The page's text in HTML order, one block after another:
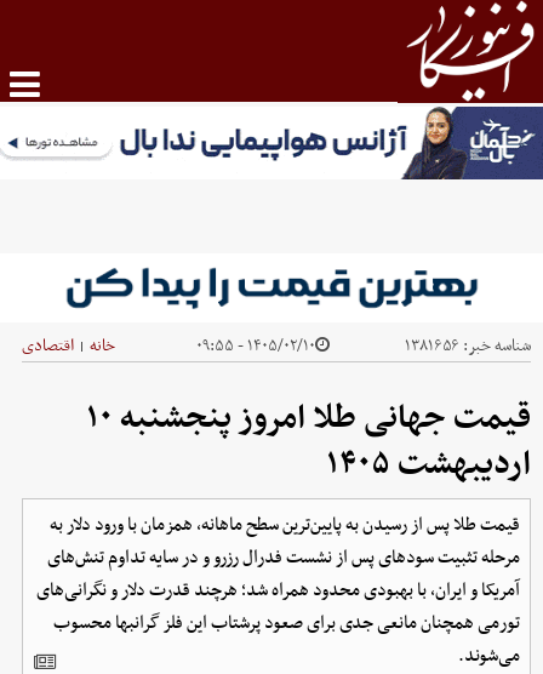
شناسه خبر: ۱۳۸۱۶۵۶ ۱۴۰۵/۰۲/۱۰ - ۰۹:۵۵ خانه | اقتصادی
قیمت جهانی طلا امروز پنجشنبه ۱۰
اردیبهشت ۱۴۰۵
قیمت طلا پس از رسیدن به پایین‌ترین سطح ماهانه، همزمان با ورود دلار به
مرحله تثبیت سودهای پس از نشست فدرال رزرو و در سایه تداوم تنش‌های
آمریکا و ایران، با بهبودی محدود همراه شد؛ هرچند قدرت دلار و نگرانی‌های
تورمی همچنان مانعی جدی برای صعود پرشتاب این فلز گرانبها محسوب
می‌شوند.